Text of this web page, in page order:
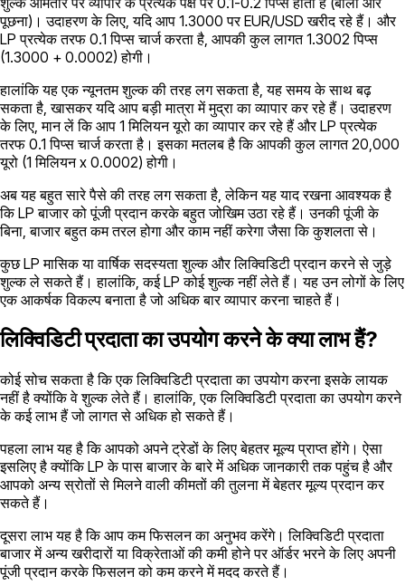
पूछना)। उदाहरण के लिए, यदि आप 1.3000 पर EUR/USD खरीद रहे हैं। और
LP प्रत्येक तरफ 0.1 पिप्स चार्ज करता है, आपकी कुल लागत 1.3002 पिप्स
(1.3000 + 0.0002) होगी।
हालांकि यह एक न्यूनतम शुल्क की तरह लग सकता है, यह समय के साथ बढ़
सकता है, खासकर यदि आप बड़ी मात्रा में मुद्रा का व्यापार कर रहे हैं। उदाहरण
के लिए, मान लें कि आप 1 मिलियन यूरो का व्यापार कर रहे हैं और LP प्रत्येक
तरफ 0.1 पिप्स चार्ज करता है। इसका मतलब है कि आपकी कुल लागत 20,000
यूरो (1 मिलियन x 0.0002) होगी।
अब यह बहुत सारे पैसे की तरह लग सकता है, लेकिन यह याद रखना आवश्यक है
कि LP बाजार को पूंजी प्रदान करके बहुत जोखिम उठा रहे हैं। उनकी पूंजी के
बिना, बाजार बहुत कम तरल होगा और काम नहीं करेगा जैसा कि कुशलता से।
कुछ LP मासिक या वार्षिक सदस्यता शुल्क और लिक्विडिटी प्रदान करने से जुड़े
शुल्क ले सकते हैं। हालांकि, कई LP कोई शुल्क नहीं लेते हैं। यह उन लोगों के लिए
एक आकर्षक विकल्प बनाता है जो अधिक बार व्यापार करना चाहते हैं।
लिक्विडिटी प्रदाता का उपयोग करने के क्या लाभ हैं?
कोई सोच सकता है कि एक लिक्विडिटी प्रदाता का उपयोग करना इसके लायक
नहीं है क्योंकि वे शुल्क लेते हैं। हालांकि, एक लिक्विडिटी प्रदाता का उपयोग करने
के कई लाभ हैं जो लागत से अधिक हो सकते हैं।
पहला लाभ यह है कि आपको अपने ट्रेडों के लिए बेहतर मूल्य प्राप्त होंगे। ऐसा
इसलिए है क्योंकि LP के पास बाजार के बारे में अधिक जानकारी तक पहुंच है और
आपको अन्य स्रोतों से मिलने वाली कीमतों की तुलना में बेहतर मूल्य प्रदान कर
सकते हैं।
दूसरा लाभ यह है कि आप कम फिसलन का अनुभव करेंगे। लिक्विडिटी प्रदाता
बाजार में अन्य खरीदारों या विक्रेताओं की कमी होने पर ऑर्डर भरने के लिए अपनी
पूंजी प्रदान करके फिसलन को कम करने में मदद करते हैं।